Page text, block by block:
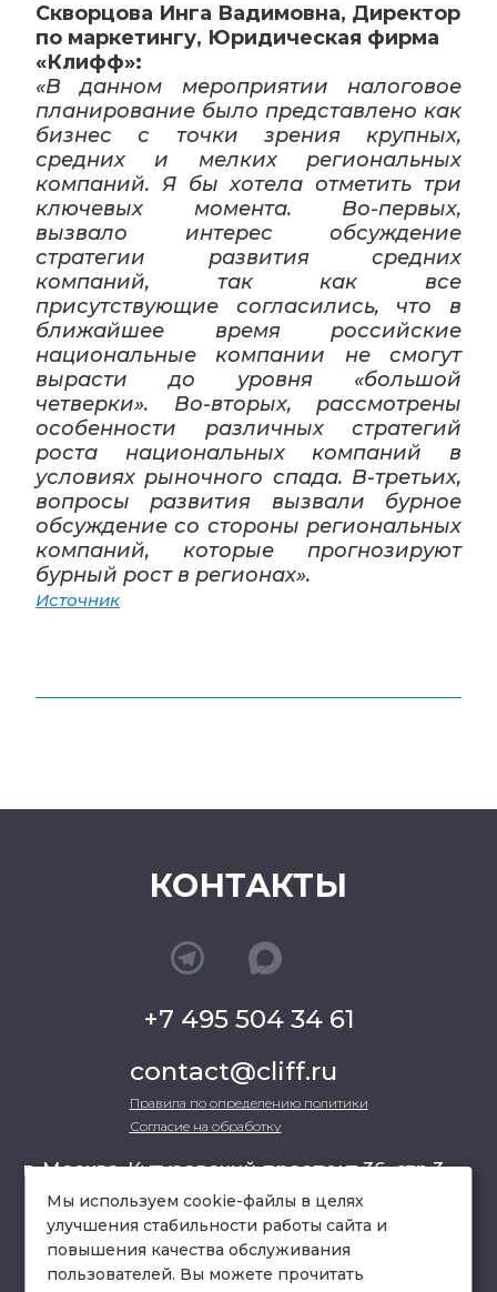
Скворцова Инга Вадимовна, Директор
по маркетингу, Юридическая фирма
«Клифф»:
«В данном мероприятии налоговое
планирование было представлено как
бизнес с точки зрения крупных,
средних и мелких региональных
компаний. Я бы хотела отметить три
ключевых момента. Во-первых,
вызвало интерес обсуждение
стратегии развития средних
компаний, так как все
присутствующие согласились, что в
ближайшее время российские
национальные компании не смогут
вырасти до уровня «большой
четверки». Во-вторых, рассмотрены
особенности различных стратегий
роста национальных компаний в
условиях рыночного спада. В-третьих,
вопросы развития вызвали бурное
обсуждение со стороны региональных
компаний, которые прогнозируют
бурный рост в регионах».
Источник
КОНТАКТЫ
+7 495 504 34 61
contact@cliff.ru
Правила по определению политики
Согласие на обработку
г. Москва, Кутузовский проспект 36, стр.3 ,
офис 301
схема проезда
Мы используем cookie-файлы в целях
улучшения стабильности работы сайта и
повышения качества обслуживания
пользователей. Вы можете прочитать